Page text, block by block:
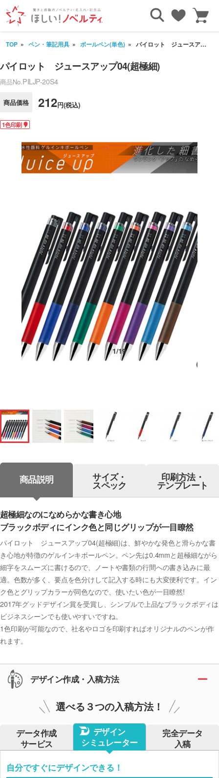
TOP ペン・筆記用具 ボールペン(単色) パイロット ジュースアップ04(超極細)
パイロット ジュースアップ04(超極細)
商品No.PILJP-20S4
商品価格 212円(税込)
1色印刷
1/19
商品説明 サイズ・
スペック
印刷方法・
テンプレート
超極細なのになめらかな書き心地
ブラックボディにインク色と同じグリップが一目瞭然
パイロット ジュースアップ04(超極細)は、鮮やかな発色と滑らかな書
き心地が特徴のゲルインキボールペン。ペン先は0.4mmと超極細ながら
細字をスムーズに書けるので、ノートや書類の行間への書き込みに最
適。色数が多く、要点を色分けして記入する時にも大変便利です。イン
ク色とグリップカラーが同色なので、使いたい色が一目瞭然!
2017年グッドデザイン賞を受賞し、シンプルで上品なブラックボディは
ビジネスシーンでも使いやすいですね。
1色印刷が可能なので、社名やロゴを印刷すればオリジナルのペンが作
れます。
デザイン作成・入稿方法
選べる３つの入稿方法！
データ作成
サービス
デザイン
シミュレーター
完全データ
入稿
自分ですぐにデザインできる！